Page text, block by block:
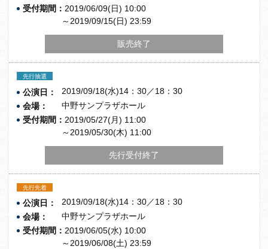
受付期間： 2019/06/09(日) 10:00
～2019/09/15(日) 23:59
販売終了
先行抽選
公演日：
2019/09/18(水)14：30／18：30
会場：
中野サンプラザホール
受付期間： 2019/05/27(月) 11:00
～2019/05/30(木) 11:00
先行受付終了
先行先着
公演日：
2019/09/18(水)14：30／18：30
会場：
中野サンプラザホール
受付期間： 2019/06/05(水) 10:00
～2019/06/08(土) 23:59